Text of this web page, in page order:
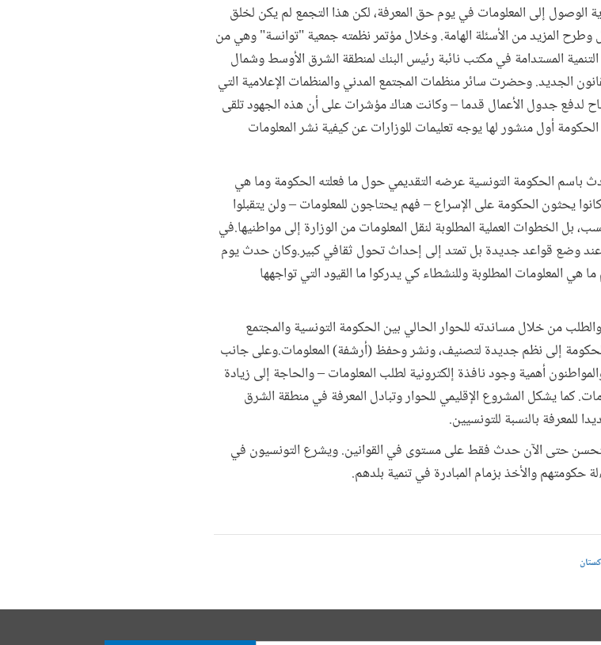
الوصول إلى المعلومات في يوم حق المعرفة، لكن هذا التجمع لم يكن لخلق
وطرح المزيد من الأسئلة الهامة. وخلال مؤتمر نظمته جمعية "توانسة" وهي من
المستدامة في مكتب نائبة رئيس البنك لمنطقة الشرق الأوسط وشمال
الجديد. وحضرت سائر منظمات المجتمع المدني والمنظمات الإعلامية التي
لدفع جدول الأعمال قدما – وكانت هناك مؤشرات على أن هذه الجهود تلقى
أول منشور لها يوجه تعليمات للوزارات عن كيفية نشر المعلومات
باسم الحكومة التونسية عرضه التقديمي حول ما فعلته الحكومة وما هي
يحثون الحكومة على الإسراع – فهم يحتاجون للمعلومات – ولن يتقبلوا
بل الخطوات العملية المطلوبة لنقل المعلومات من الوزارة إلى مواطنيها.في
عند وضع قواعد جديدة بل تمتد إلى إحداث تحول ثقافي كبير.وكان حدث يوم
المعلومات المطلوبة وللنشطاء كي يدركوا ما القيود التي تواجهها
من خلال مساندته للحوار الحالي بين الحكومة التونسية والمجتمع
الحكومة إلى نظم جديدة لتصنيف، ونشر وحفظ (أرشفة) المعلومات.وعلى جانب
أهمية وجود نافذة إلكترونية لطلب المعلومات – والحاجة إلى زيادة
كما يشكل المشروع الإقليمي للحوار وتبادل المعرفة في منطقة الشرق
للمعرفة بالنسبة للتونسيين.
حتى الآن حدث فقط على مستوى في القوانين. ويشرع التونسيون في
حكومتهم والأخذ بزمام المبادرة في تنمية بلدهم.